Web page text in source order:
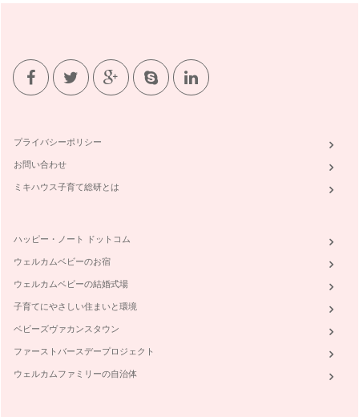
起きるぞ、の予定の前に起こ…
【しつけに迷う時、どうしたらいいの？】
イヤイヤ期のコミュニケーションどうしたらいいの？
「魔の2歳児」なんて言葉があるように、2歳になるあたりか
ら、とにかくなんでも「イヤ！」と言…
いの？」とお悩みの問題について、コ…
プライバシーポリシー
お問い合わせ
ミキハウス子育て総研とは
ハッピー・ノート ドットコム
ウェルカムベビーのお宿
ウェルカムベビーの結婚式場
子育てにやさしい住まいと環境
ベビーズヴァカンスタウン
ファーストバースデープロジェクト
ウェルカムファミリーの自治体